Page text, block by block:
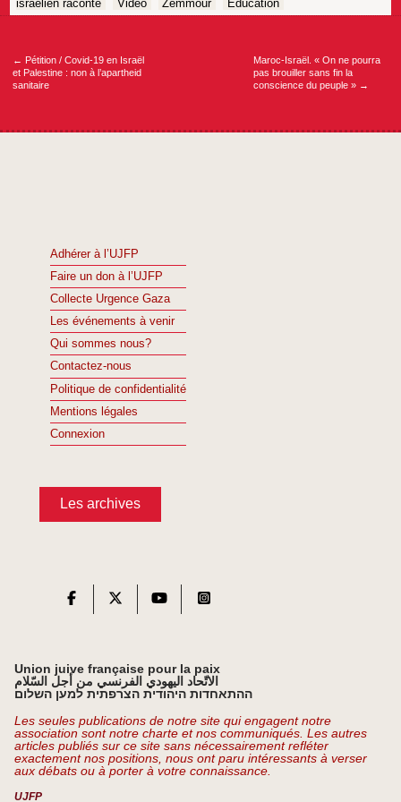
israélien raconte Vidéo Zemmour Éducation
Navigation
← Pétition / Covid-19 en Israël
et Palestine : non à l’apartheid
sanitaire
Maroc-Israël. « On ne pourra
pas brouiller sans fin la
conscience du peuple » →
Adhérer à l’UJFP
Faire un don à l’UJFP
Collecte Urgence Gaza
Les événements à venir
Qui sommes nous?
Contactez-nous
Politique de confidentialité
Mentions légales
Connexion
Les archives
Union juive française pour la paix
الاتّحاد اليهودي الفرنسي من أجل السّلام
ההתאחדות היהודית הצרפתית למען השלום
Les seules publications de notre site qui engagent notre
association sont notre charte et nos communiqués. Les autres
articles publiés sur ce site sans nécessairement refléter
exactement nos positions, nous ont paru intéressants à verser
aux débats ou à porter à votre connaissance.
UJFP